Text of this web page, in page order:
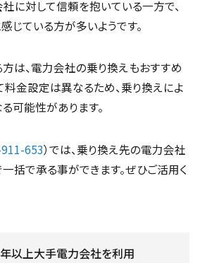
に対して信頼を抱いている一方で、
じている方が多いようです。
は、電力会社の乗り換えもおすすめ
料金設定は異なるため、乗り換えによ
可能性があります。
653）では、乗り換え先の電力会社
括で承る事ができます。ぜひご活用く
以上大手電力会社を利用